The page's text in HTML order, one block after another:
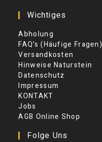
Wichtiges
Abholung
FAQ’s (Häufige Fragen)
Versandkosten
Hinweise Naturstein
Datenschutz
Impressum
KONTAKT
Jobs
AGB Online Shop
Folge Uns